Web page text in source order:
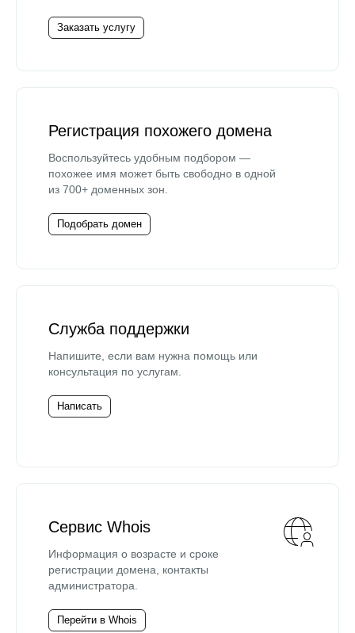
Заказать услугу
Регистрация похожего домена
Воспользуйтесь удобным подбором —
похожее имя может быть свободно в одной
из 700+ доменных зон.
Подобрать домен
Служба поддержки
Напишите, если вам нужна помощь или
консультация по услугам.
Написать
Сервис Whois
Информация о возрасте и сроке
регистрации домена, контакты
администратора.
Перейти в Whois